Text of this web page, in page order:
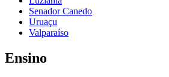
Senador Canedo
Uruaçu
Valparaíso
Ensino